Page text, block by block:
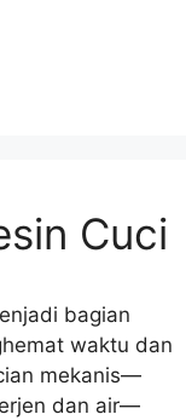
Cuci
bagian
waktu dan
mekanis—
dan air—